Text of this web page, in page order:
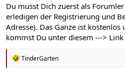
Du musst Dich zuerst als
erledigen der Registrierung und
Adresse). Das Ganze ist
kommst Du unter diesem --->
R
TinderGarten